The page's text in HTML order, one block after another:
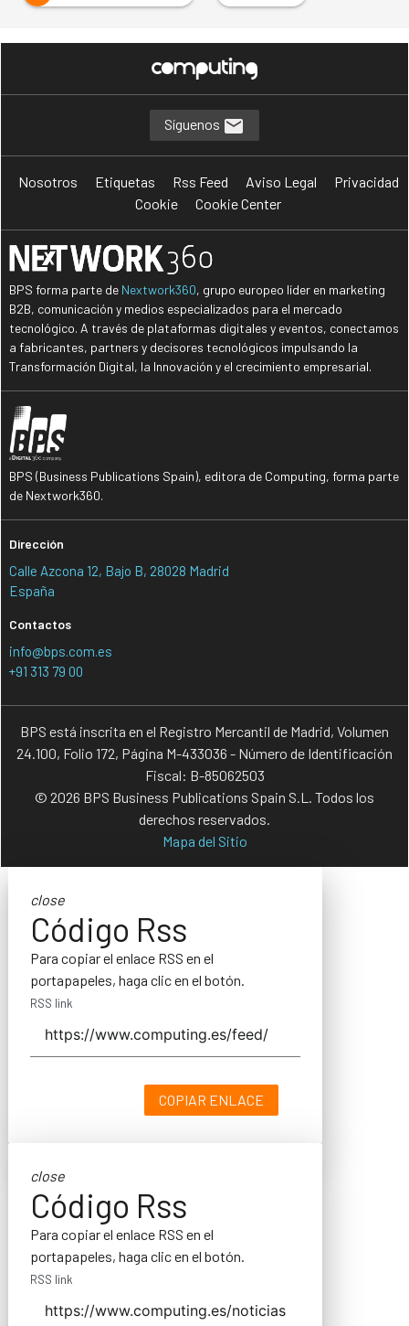
Síguenos
Nosotros Etiquetas Rss Feed Aviso Legal
Privacidad
Cookie
Cookie Center
BPS forma parte de Nextwork360, grupo europeo líder en marketing
B2B, comunicación y medios especializados para el mercado
tecnológico. A través de plataformas digitales y eventos, conectamos
a fabricantes, partners y decisores tecnológicos impulsando la
Transformación Digital, la Innovación y el crecimiento empresarial.
BPS (Business Publications Spain), editora de Computing, forma parte
de Nextwork360.
Dirección
Calle Azcona 12, Bajo B, 28028 Madrid
España
Contactos
info@bps.com.es
+91 313 79 00
BPS está inscrita en el Registro Mercantil de Madrid, Volumen
24.100, Folio 172, Página M-433036 - Número de Identificación
Fiscal: B-85062503
© 2026 BPS Business Publications Spain S.L. Todos los
derechos reservados.
Mapa del Sitio
close
Código Rss
Para copiar el enlace RSS en el
portapapeles, haga clic en el botón.
RSS link
COPIAR ENLACE
close
Código Rss
Para copiar el enlace RSS en el
portapapeles, haga clic en el botón.
RSS link